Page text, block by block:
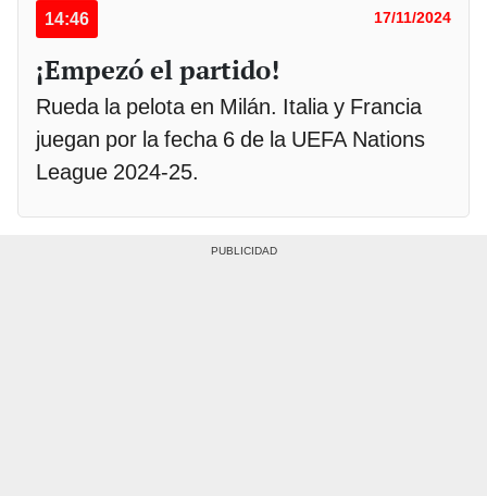
14:46 17/11/2024
¡Empezó el partido!
Rueda la pelota en Milán. Italia y Francia
juegan por la fecha 6 de la UEFA Nations
League 2024-25.